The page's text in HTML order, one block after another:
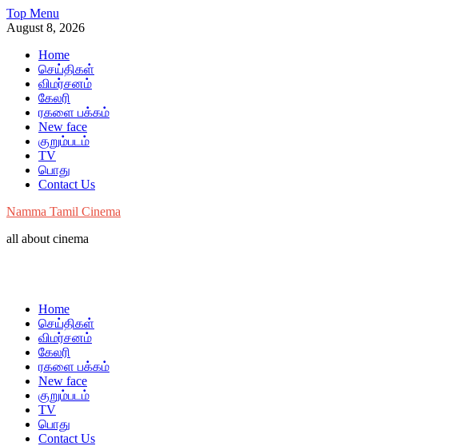
Skip
to
Top Menu
August 8, 2026
Home
செய்திகள்
விமர்சனம்
கேலரி
ரகளை பக்கம்
New face
குறும்படம்
TV
பொது
Contact Us
Namma Tamil Cinema
all about cinema
Home
செய்திகள்
விமர்சனம்
கேலரி
ரகளை பக்கம்
New face
குறும்படம்
TV
பொது
Contact Us